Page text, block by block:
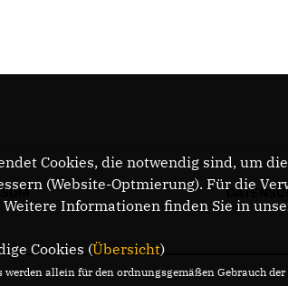
Cookies, die notwendig sind, um
(Website-Optmierung). Für die
Informationen finden Sie in
Cookies (Übersicht)
werden allein für den ordnungsgemäßen Gebrauch der